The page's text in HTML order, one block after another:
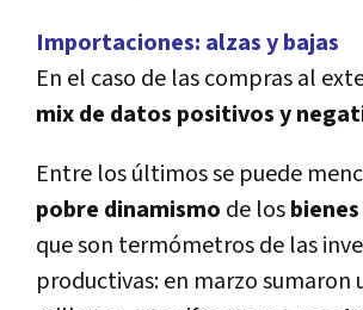
Importaciones: alzas y bajas
En el caso de las compras al
mix de datos positivos y
Entre los últimos se puede
pobre dinamismo de los
que son termómetros de las
productivas: en marzo sumaron